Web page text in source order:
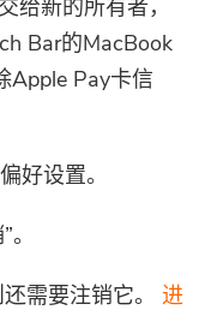
给新的所有者，
Bar的MacBook
Apple Pay卡信
好设置。
需要注销它。
进
需购买软
店.